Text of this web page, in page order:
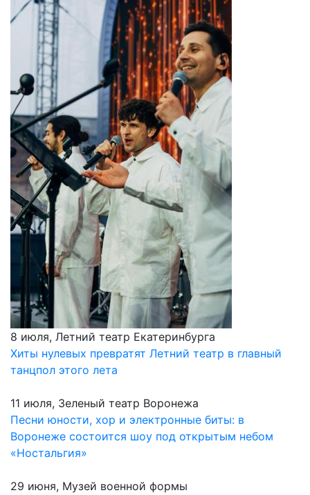
8 июля, Летний театр Екатеринбурга
Хиты нулевых превратят Летний театр в главный
танцпол этого лета
11 июля, Зеленый театр Воронежа
Песни юности, хор и электронные биты: в
Воронеже состоится шоу под открытым небом
«Ностальгия»
29 июня, Музей военной формы